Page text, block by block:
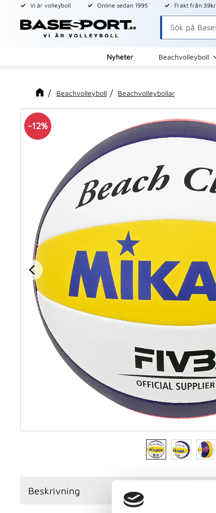
Vi är volleyboll Online sedan 1995 Frakt från 39kr
Nyheter Beachvolleyboll
Beachvolleyboll Beachvolleybollar
12%
Beskrivning